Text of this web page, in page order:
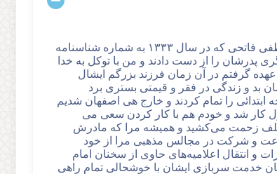
بسمه تعالی از زبان مادر شهید تشکیل پرونده که فرزند این جانبه شهید مصطفی فاتحی که در سال ۱۳۳۳ به شماره شناسنامه
به دنیا آمداشیان در همان سال های اولیه یعنی در سن 2 ساگری پدرشان را از دست دادند و من با توکل به خدا
عهده گرفتم در آن زمان فرزند بزرگم ایشال
بد و زندگی در فقر و قیمتی بستری برد
را تمام کردند و خارج هی اصفهان شدیم
کار شد و خودم هم با کار کردن سعی می
زحمت می‌کشید و همیشه مرا که مادرش
و شرکت در مجالس مذهبی مرا از خود
و انتقال اعلامیه‌های حاوی از سخنان امام
به سن ۱۸ سالگی رسیدند و در زمان خدمت سربازی ایشان با خوشحالی تمام راهی